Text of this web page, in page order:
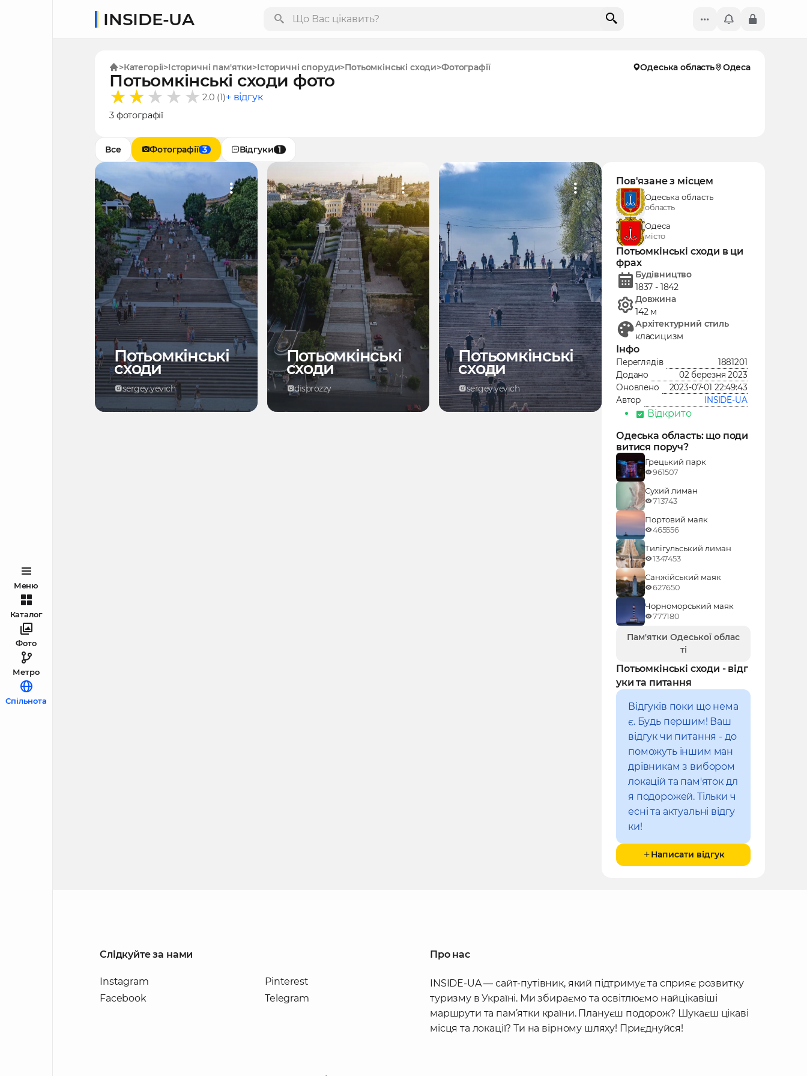
Меню
Каталог
Фото
Метро
Спільнота
INSIDE-UA
Категорії Історичні пам'ятки Історичні споруди Потьомкінські сходи Фотографії Одеська область Одеса
Потьомкінські сходи фото
2.0 (1)+ відгук
3 фотографії
Все Фотографії 3 Відгуки 1
Потьомкінські
сходи
sergey.yevich
Потьомкінські
сходи
disprozzy
Потьомкінські
сходи
sergey.yevich
Пов'язане з місцем
Одеська область
область
Одеса
місто
Потьомкінські сходи в ци
фрах
Будівництво
1837 - 1842
Довжина
142 м
Архітектурний стиль
класицизм
Інфо
Переглядів
1881201
Додано
02 березня 2023
Оновлено
2023-07-01 22:49:43
Автор
INSIDE-UA
Відкрито
Одеська область: що поди
витися поруч?
Грецький парк
961507
Сухий лиман
713743
Портовий маяк
465556
Тилігульський лиман
1347453
Санжійський маяк
627650
Чорноморський маяк
777180
Пам'ятки Одеської облас
ті
Потьомкінські сходи - відг
уки та питання
Відгуків поки що нема
є. Будь першим! Ваш
відгук чи питання - до
поможуть іншим ман
дрівникам з вибором
локацій та пам'яток дл
я подорожей. Тільки ч
есні та актуальні відгу
ки!
Написати відгук
Слідкуйте за нами
Instagram
Facebook
Pinterest
Telegram
Про нас
INSIDE-UA — сайт-путівник, який підтримує та сприяє розвитку
туризму в Україні. Ми збираємо та освітлюємо найцікавіші
маршрути та пам’ятки країни. Плануєш подорож? Шукаєш цікаві
місця та локації? Ти на вірному шляху! Приєднуйся!